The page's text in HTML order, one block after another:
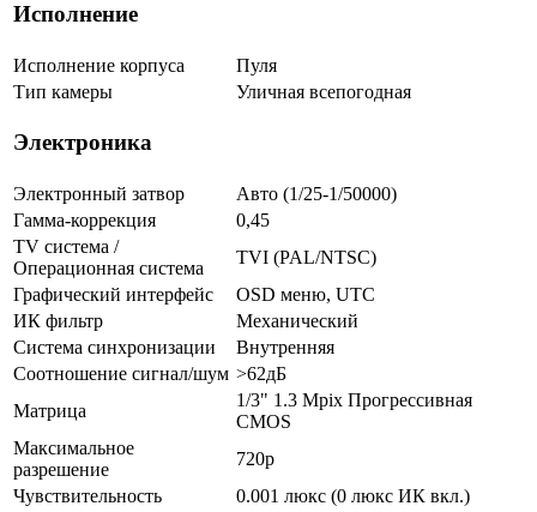
Исполнение
Исполнение корпуса
Пуля
Тип камеры
Уличная всепогодная
Электроника
Электронный затвор
Авто (1/25-1/50000)
Гамма-коррекция
0,45
TV система /
Операционная система
TVI (PAL/NTSC)
Графический интерфейс
OSD меню, UTC
ИК фильтр
Механический
Система синхронизации
Внутренняя
Соотношение сигнал/шум >62дБ
Матрица
1/3" 1.3 Mpix Прогрессивная
CMOS
Максимальное
разрешение
720p
Чувствительность
0.001 люкс (0 люкс ИК вкл.)